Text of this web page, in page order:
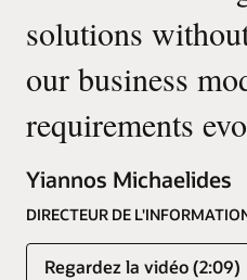
solutions
our business
requirements
Yiannos Michaelides
DIRECTEUR DE
Regardez la vidéo (2:09)